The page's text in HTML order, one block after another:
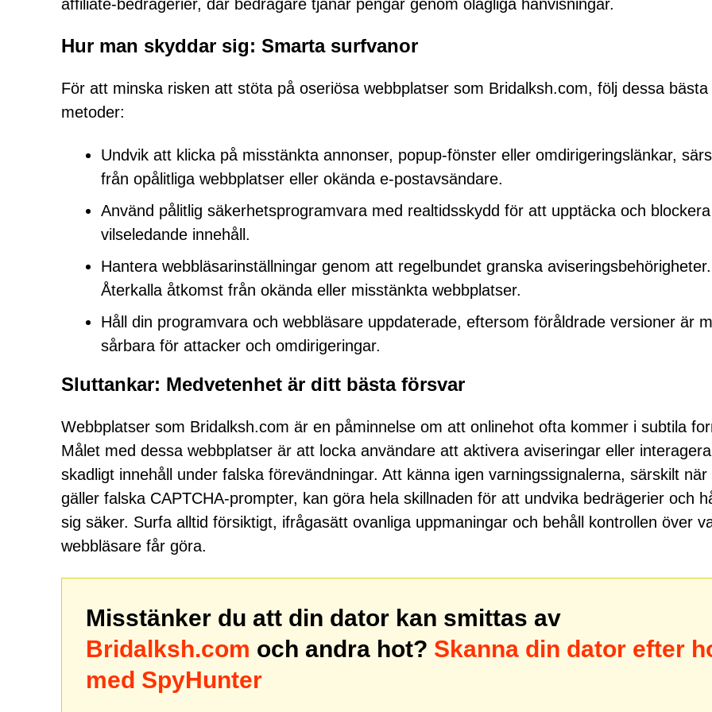
affiliate-bedrägerier, där bedragare tjänar pengar genom olagliga hänvisningar.
Hur man skyddar sig: Smarta surfvanor
För att minska risken att stöta på oseriösa webbplatser som Bridalksh.com, följ dessa bästa
metoder:
Undvik att klicka på misstänkta annonser, popup-fönster eller omdirigeringslänkar,
från opålitliga webbplatser eller okända e-postavsändare.
Använd pålitlig säkerhetsprogramvara med realtidsskydd för att upptäcka och blockera
vilseledande innehåll.
Hantera webbläsarinställningar genom att regelbundet granska aviseringsbehörigheter.
Återkalla åtkomst från okända eller misstänkta webbplatser.
Håll din programvara och webbläsare uppdaterade, eftersom föråldrade versioner är
sårbara för attacker och omdirigeringar.
Sluttankar: Medvetenhet är ditt bästa försvar
Webbplatser som Bridalksh.com är en påminnelse om att onlinehot ofta kommer i subtila
Målet med dessa webbplatser är att locka användare att aktivera aviseringar eller
skadligt innehåll under falska förevändningar. Att känna igen varningssignalerna, särskilt när
gäller falska CAPTCHA-prompter, kan göra hela skillnaden för att undvika bedrägerier och
sig säker. Surfa alltid försiktigt, ifrågasätt ovanliga uppmaningar och behåll kontrollen över
webbläsare får göra.
Misstänker du att din dator kan smittas av
Bridalksh.com och andra hot? Skanna din dator efter
med SpyHunter